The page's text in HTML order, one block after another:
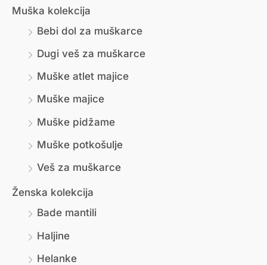
Muška kolekcija
Bebi dol za muškarce
Dugi veš za muškarce
Muške atlet majice
Muške majice
Muške pidžame
Muške potkošulje
Veš za muškarce
Ženska kolekcija
Bade mantili
Haljine
Helanke